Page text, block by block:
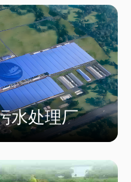
水处理厂